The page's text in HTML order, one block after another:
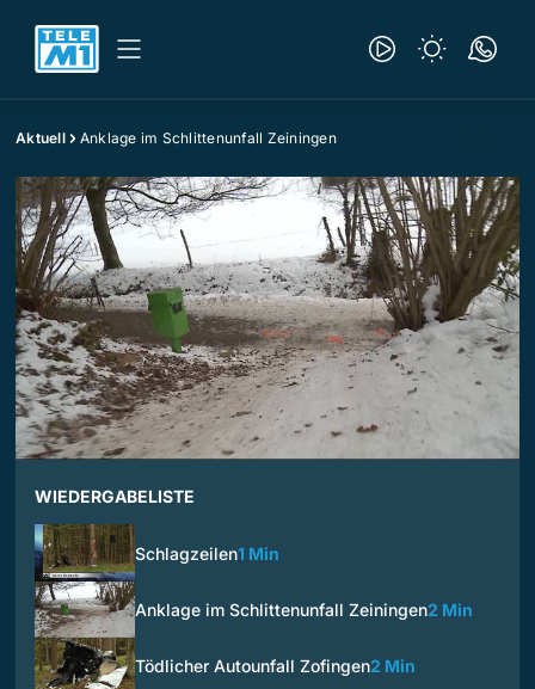
Aktuell Anklage im Schlittenunfall Zeiningen
WIEDERGABELISTE
Schlagzeilen1 Min
Anklage im Schlittenunfall Zeiningen2 Min
Tödlicher Autounfall Zofingen2 Min